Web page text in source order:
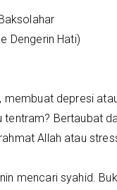
Dengerin Hati)
membuat depresi
tentram? Bertaubat
Allah atau
mencari syahid.